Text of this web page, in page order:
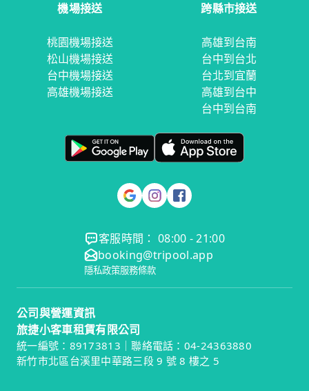
機場接送
桃園機場接送
松山機場接送
台中機場接送
高雄機場接送
跨縣市接送
高雄到台南
台中到台北
台北到宜蘭
高雄到台中
台中到台南
客服時間： 08:00 - 21:00
booking@tripool.app
隱私政策服務條款
公司與營運資訊
旅捷小客車租賃有限公司
統一編號：89173813｜聯絡電話：04-24363880
新竹市北區台溪里中華路三段 9 號 8 樓之 5